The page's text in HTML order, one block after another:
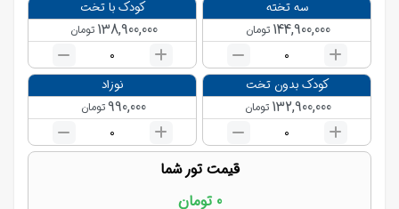
سه تخته
144,900,000 تومان
0
کودک با تخت
138,900,000 تومان
0
کودک بدون تخت
132,900,000 تومان
0
نوزاد
990,000 تومان
0
قیمت تور شما
0 تومان